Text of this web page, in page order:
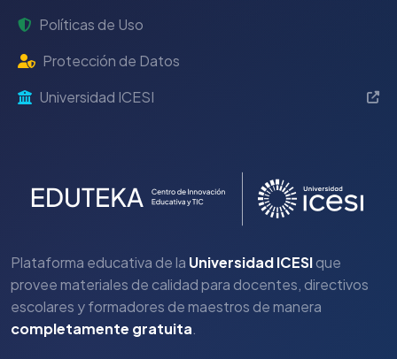
Políticas de Uso
Protección de Datos
Universidad ICESI
Plataforma educativa de la Universidad ICESIque
provee materiales de calidad para docentes, directivos
escolares y formadores de maestros de manera
completamente gratuita.